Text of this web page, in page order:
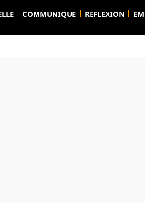
COMMUNIQUE REFLEXION